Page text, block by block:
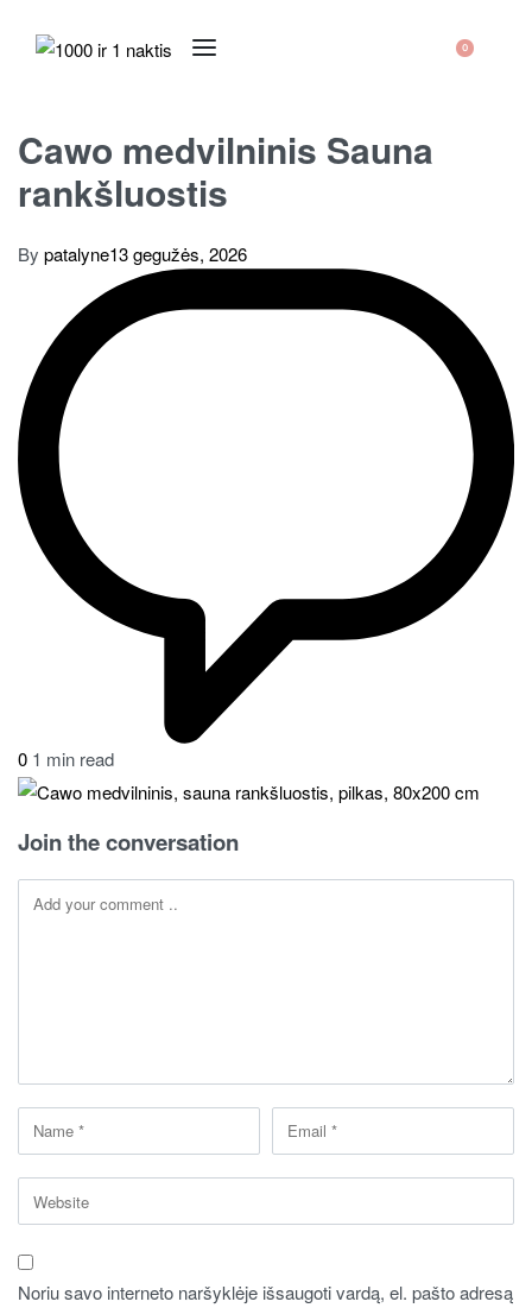
0
Cawo medvilninis Sauna
rankšluostis
By patalyne13 gegužės, 2026
0 1 min read
Join the conversation
Noriu savo interneto naršyklėje išsaugoti vardą, el. pašto adresą